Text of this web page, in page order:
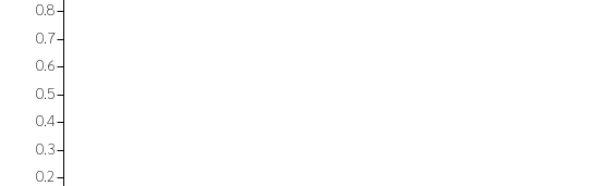
0.2
0.3
0.4
0.5
0.6
0.7
0.8